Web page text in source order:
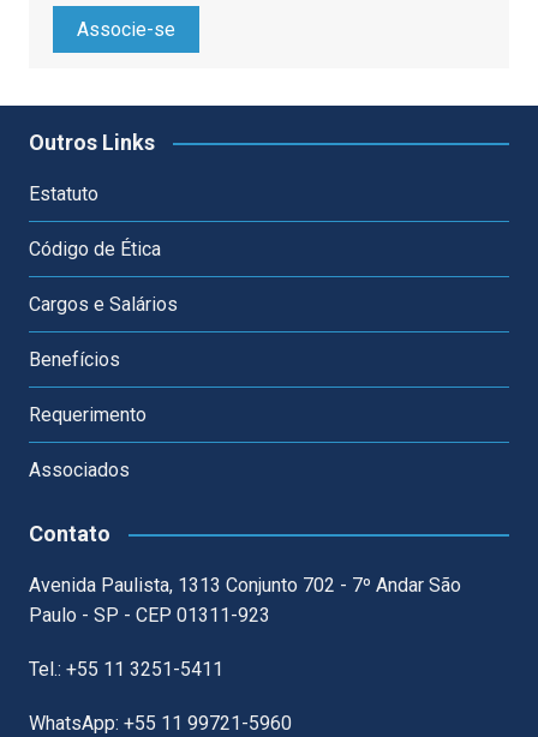
Associe-se
Outros Links
Estatuto
Código de Ética
Cargos e Salários
Benefícios
Requerimento
Associados
Contato
Avenida Paulista, 1313 Conjunto 702 - 7º Andar São
Paulo - SP - CEP 01311-923
Tel.: +55 11 3251-5411
WhatsApp: +55 11 99721-5960